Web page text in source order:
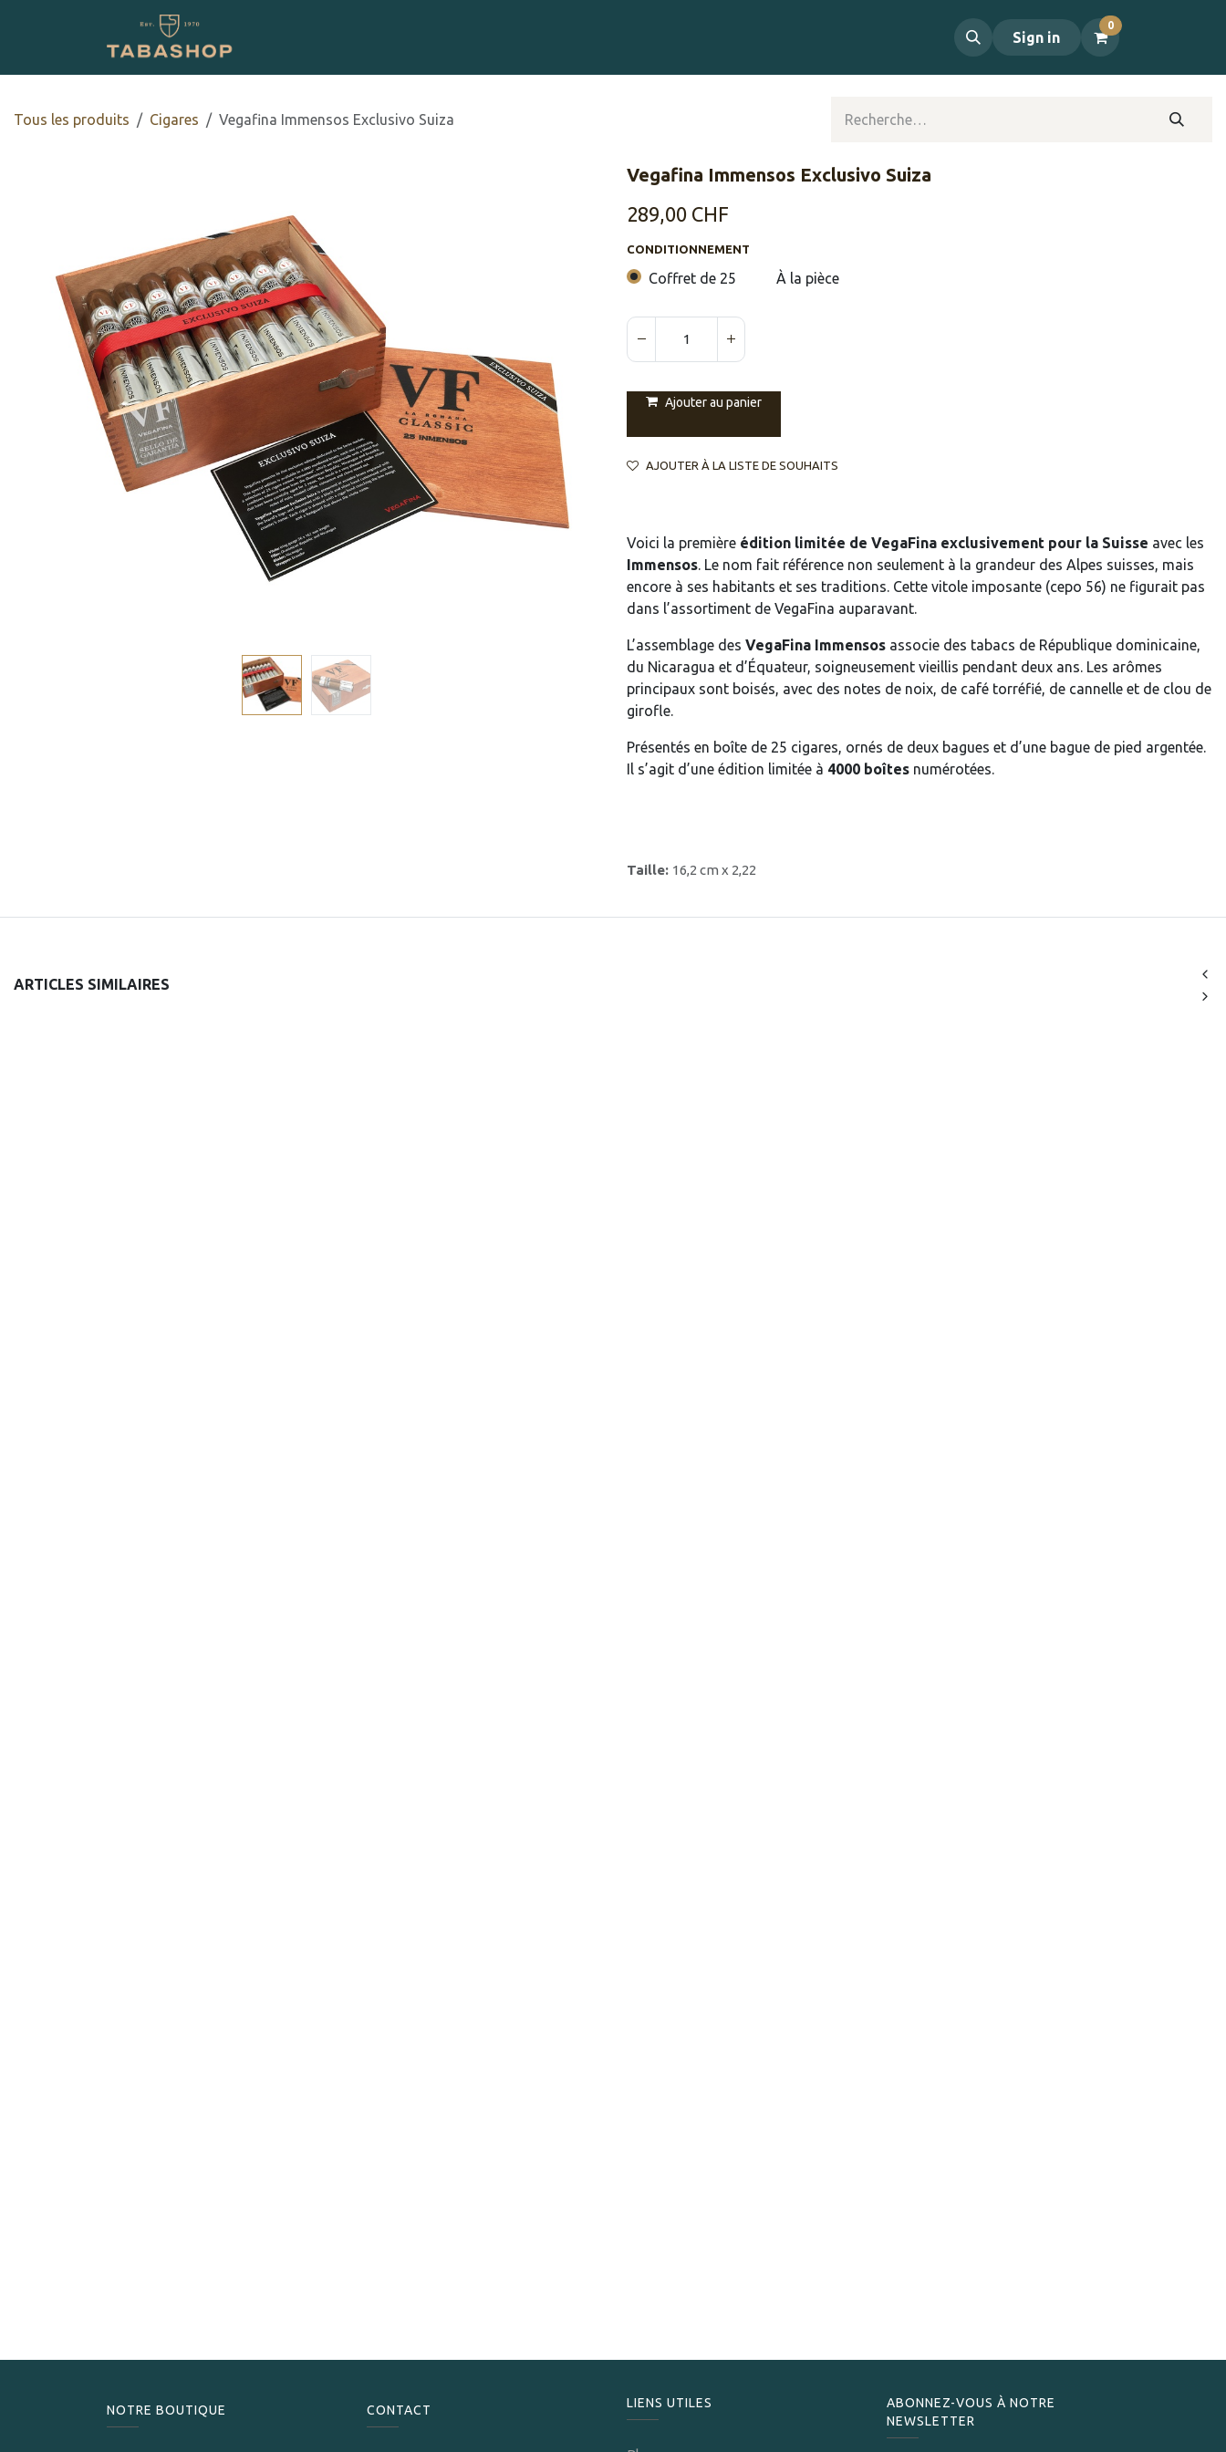
Sign in
0
Tous les produits ​​​Cigares Vegafina Immensos Exclusivo Suiza
Vegafina Immensos Exclusivo Suiza
289,00 CHF
CONDITIONNEMENT
Coffret de 25 À la pièce
Ajouter au panier
AJOUTER À LA LISTE DE SOUHAITS
Voici la première édition limitée de VegaFina exclusivement pour la Suisse avec les
Immensos. Le nom fait référence non seulement à la grandeur des Alpes suisses, mais
encore à ses habitants et ses traditions. Cette vitole imposante (cepo 56) ne figurait pas
dans l’assortiment de VegaFina auparavant.
L’assemblage des VegaFina Immensos associe des tabacs de République dominicaine,
du Nicaragua et d’Équateur, soigneusement vieillis pendant deux ans. Les arômes
principaux sont boisés, avec des notes de noix, de café torréfié, de cannelle et de clou de
girofle.
Présentés en boîte de 25 cigares, ornés de deux bagues et d’une bague de pied argentée.
Il s’agit d’une édition limitée à 4000 boîtes numérotées.
Taille: 16,2 cm x 2,22
ARTICLES SIMILAIRES
NOTRE BOUTIQUE CONTACT LIENS UTILES
ABONNEZ-VOUS À NOTRE
NEWSLETTER